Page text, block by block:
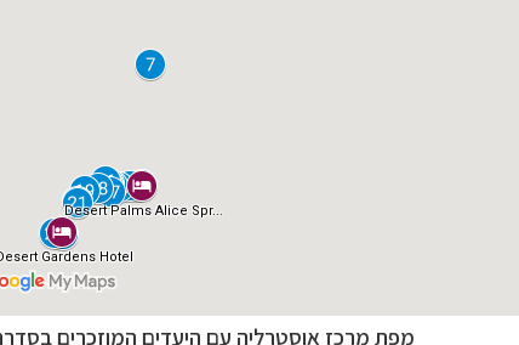
מפת מרכז אוסטרליה עם היעדים המוזכרים